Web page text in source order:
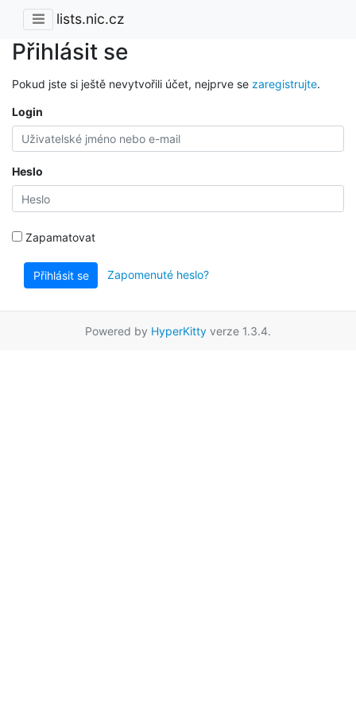
lists.nic.cz
Přihlásit se
Pokud jste si ještě nevytvořili účet, nejprve se zaregistrujte.
Login
Heslo
Zapamatovat
Přihlásit se Zapomenuté heslo?
Powered by HyperKitty verze 1.3.4.